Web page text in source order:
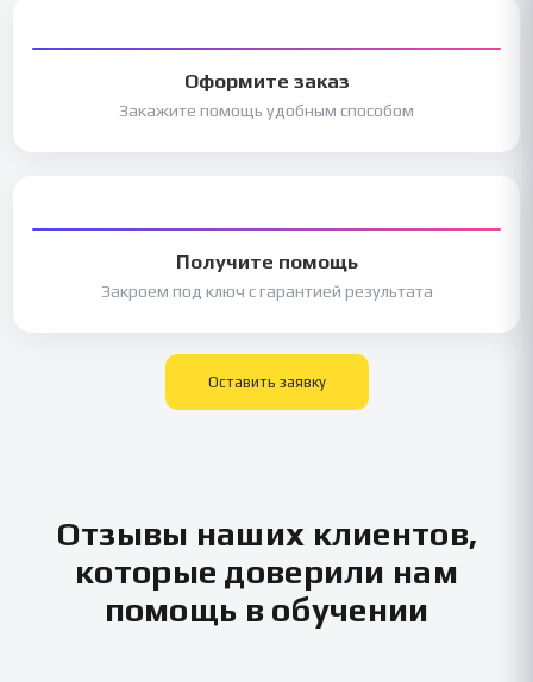
Оформите заказ
Закажите помощь удобным способом
Получите помощь
Закроем под ключ с гарантией результата
Оставить заявку
Отзывы наших клиентов,
которые доверили нам
помощь в обучении